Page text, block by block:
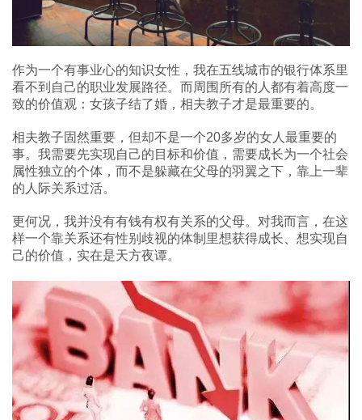
作为一个有事业心的知识女性，我在五线城市的银行体系里
看不到自己的职业发展路径。而周围所有的人都有着高度一
致的价值观：女孩子结了婚，相夫教子才是最重要的。
相夫教子固然重要，但却不是一个20多岁的女人最重要的
事。我需要先实现自己的目标和价值，需要成长为一个社会
属性独立的个体，而不是躲藏在父母的羽翼之下，靠上一辈
的人际关系过活。
更何况，我并没有有钱有权有关系的父母。对我而言，在这
样一个靠关系还有性别歧视的体制里想获得成长、想实现自
己的价值，实在是天方夜谭。